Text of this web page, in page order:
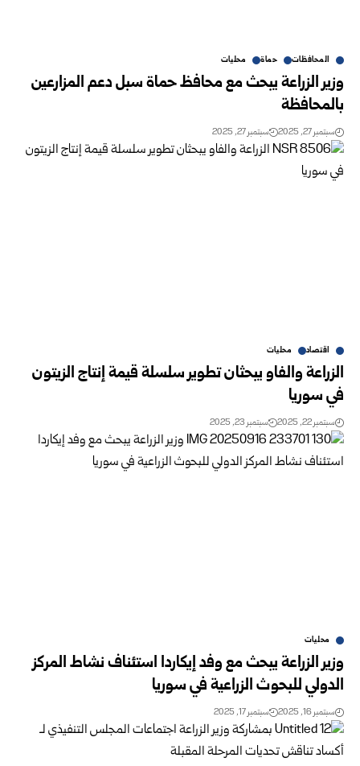
المحافظات حماة محليات
وزير الزراعة يبحث مع محافظ حماة سبل دعم المزارعين
بالمحافظة
سبتمبر 27, 2025 سبتمبر 27, 2025
اقتصاد محليات
الزراعة والفاو يبحثان تطوير سلسلة قيمة إنتاج الزيتون
في سوريا
سبتمبر 22, 2025 سبتمبر 23, 2025
محليات
وزير الزراعة يبحث مع وفد إيكاردا استئناف نشاط المركز
الدولي للبحوث الزراعية في سوريا
سبتمبر 16, 2025 سبتمبر 17, 2025